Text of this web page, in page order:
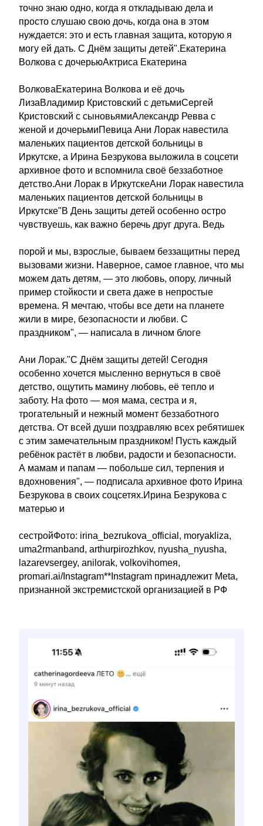
точно знаю одно, когда я откладываю дела и
просто слушаю свою дочь, когда она в этом
нуждается: это и есть главная защита, которую я
могу ей дать. С Днём защиты детей".Екатерина
Волкова с дочерьюАктриса Екатерина
ВолковаЕкатерина Волкова и её дочь
ЛизаВладимир Кристовский с детьмиСергей
Кристовский с сыновьямиАлександр Ревва с
женой и дочерьмиПевица Ани Лорак навестила
маленьких пациентов детской больницы в
Иркутске, а Ирина Безрукова выложила в соцсети
архивное фото и вспомнила своё беззаботное
детство.Ани Лорак в ИркутскеАни Лорак навестила
маленьких пациентов детской больницы в
Иркутске"В День защиты детей особенно остро
чувствуешь, как важно беречь друг друга. Ведь
порой и мы, взрослые, бываем беззащитны перед
вызовами жизни. Наверное, самое главное, что мы
можем дать детям, — это любовь, опору, личный
пример стойкости и света даже в непростые
времена. Я мечтаю, чтобы все дети на планете
жили в мире, безопасности и любви. С
праздником", — написала в личном блоге
Ани Лорак."C Днём защиты детей! Сегодня
особенно хочется мысленно вернуться в своё
детство, ощутить мамину любовь, её тепло и
заботу. На фото — моя мама, сестра и я,
трогательный и нежный момент беззаботного
детства. От всей души поздравляю всех ребятишек
с этим замечательным праздником! Пусть каждый
ребёнок растёт в любви, радости и безопасности.
А мамам и папам — побольше сил, терпения и
вдохновения", — подписала архивное фото Ирина
Безрукова в своих соцсетях.Ирина Безрукова с
матерью и
сестройФото: irina_bezrukova_official, moryakliza,
uma2rmanband, arthurpirozhkov, nyusha_nyusha,
lazarevsergey, anilorak, volkovihomeя,
promari.ai/Instagram**Instagram принадлежит Meta,
признанной экстремистской организацией в РФ